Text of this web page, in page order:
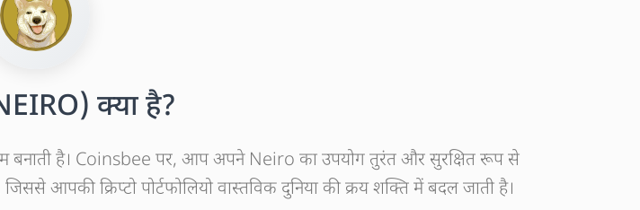
क्या है?
बनाती है। Coinsbee पर, आप अपने Neiro का उपयोग तुरंत और सुरक्षित रूप से
आपकी क्रिप्टो पोर्टफोलियो वास्तविक दुनिया की क्रय शक्ति में बदल जाती है।